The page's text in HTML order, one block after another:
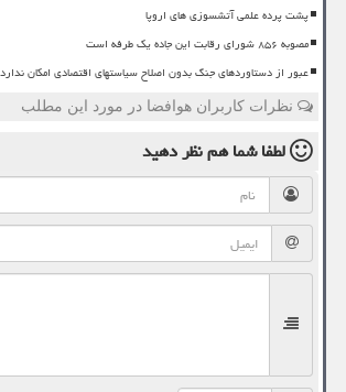
پشت پرده علمی آتشسوزی های اروپا
مصوبه ۸۵۶ شورای رقابت این جاده یک طرفه است
عبور از دستاوردهای جنگ بدون اصلاح سیاستهای اقتصادی امکان ندارد
نظرات کاربران هوافضا در مورد این مطلب
لطفا شما همنظر دهید